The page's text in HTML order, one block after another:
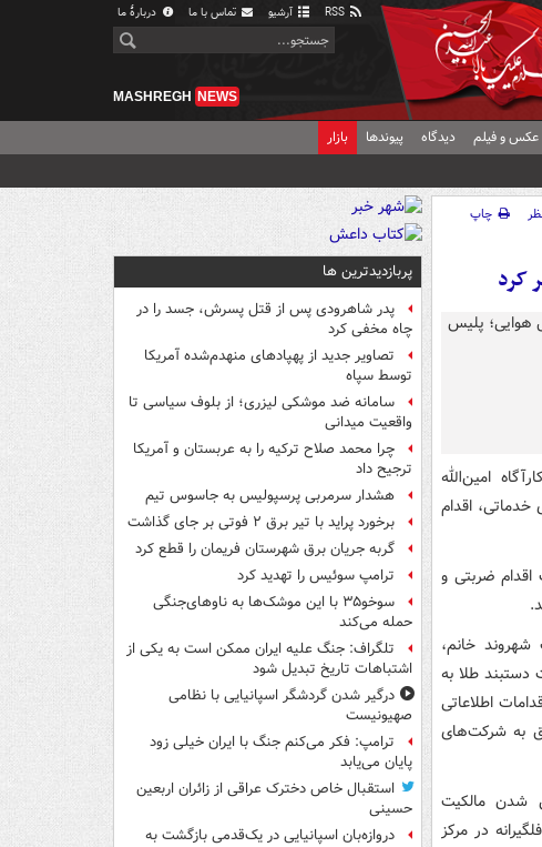
آرشیو تماس با ما دربارهٔ ما
MASHREGH NEWS
عکس و فیلم دیدگاه پیوندها بازار
چاپ
کرد
امین‌الله
خدماتی، اقدام
ضربتی و
خانم،
طلا به
اقدامات اطلاعاتی
به شرکت‌های
شدن مالکیت
در مرکز
پربازدیدترین ها
پدر شاهرودی پس از قتل پسرش، جسد را در
چاه مخفی کرد
تصاویر جدید از پهپادهای منهدم‌شده آمریکا
توسط سپاه
سامانه ضد موشکی لیزری؛ از بلوف سیاسی تا
واقعیت میدانی
چرا محمد صلاح ترکیه را به عربستان و آمریکا
ترجیح داد
هشدار سرمربی پرسپولیس به جاسوس تیم
برخورد پراید با تیر برق ۲ فوتی بر جای گذاشت
گربه جریان برق شهرستان فریمان را قطع کرد
ترامپ سوئیس را تهدید کرد
سوخو۳۵ با این موشک‌ها به ناوهای‌جنگی
حمله می‌کند
تلگراف: جنگ علیه ایران ممکن است به یکی از
اشتباهات تاریخ تبدیل شود
درگیر شدن گردشگر اسپانیایی با نظامی
صهیونیست
ترامپ: فکر می‌کنم جنگ با ایران خیلی زود
پایان می‌یابد
استقبال خاص دخترک عراقی از زائران اربعین
حسینی
دروازه‌بان اسپانیایی در یک‌قدمی بازگشت به